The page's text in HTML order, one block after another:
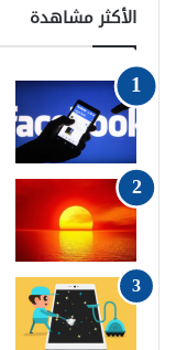
الأكثر مشاهدة